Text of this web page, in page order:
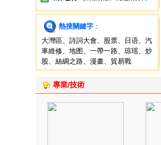
熱搜關鍵字 ：
大灣區
詩詞大會 股票 日语
汽
車維修
地图 一帶一路 琼瑶
炒
股
絲綢之路 漫畫 貿易戰
專業/技術